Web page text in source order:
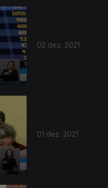
02 dez. 2021
01 dez. 2021